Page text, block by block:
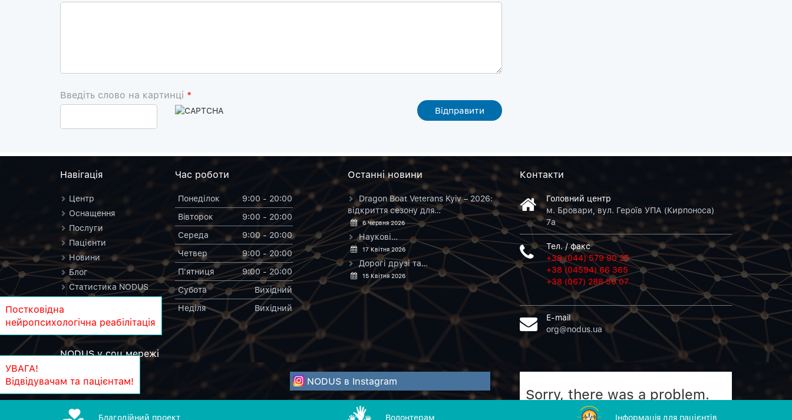
Введіть слово на картинці *
Навiгацiя
Центр
Оснащення
Послуги
Пацієнти
Новини
Блог
Статистика NODUS
NODUS у вікіпедії
Час роботи
Понеділок
9:00 - 20:00
Вiвторок
9:00 - 20:00
Середа
9:00 - 20:00
Четвер
9:00 - 20:00
П'ятниця
9:00 - 20:00
Субота
Вихiдний
Неділя
Вихiдний
Останнi новини
Dragon Boat Veterans Kyiv – 2026:
відкриття сезону для…
6 Червня 2026
Наукові…
17 Квітня 2026
Дорогі друзі та…
15 Квітня 2026
Контакти
Головний центр
м. Бровари, вул. Героїв УПА (Кирпоноса)
7а
Тел. / факс
+38 (044) 579 90 25
+38 (04594) 66 365
+38 (067) 288 50 07
E-mail
org@nodus.ua
NODUS у соц.мережi
NODUS в Instagram
Sorry, there was a problem.
Twitter returned the following error message:
Благодiйний проект Волонтерам Iнформацiя для пацієнтів
Постковідна
нейропсихологічна реабілітація
УВАГА!
Відвідувачам та пацієнтам!